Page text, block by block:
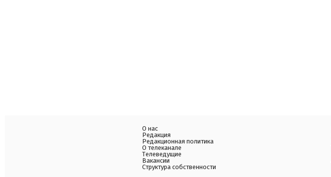
О нас
Редакция
Редакционная политика
О телеканале
Телеведущие
Вакансии
Структура собственности